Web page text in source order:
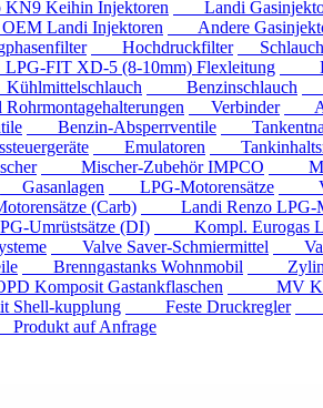
Keihin Injektoren Landi
Landi Injektoren Andere
Hochdruckfilter
FIT XD-5 (8-10mm) Flexleitung
Benzinschlauch
Verbinder
Benzin-Absperrventile
Emulatoren
Mischer-Zubehör IMPCO
Gasanlagen LPG-Motorensätze
(Carb) Landi Renzo LPG-
Umrüstsätze (DI) Kompl. Eurogas
Valve Saver-Schmiermittel
Brenngastanks Wohnmobil
Gastankflaschen MV
kupplung Feste Druckregler
Produkt auf Anfrage